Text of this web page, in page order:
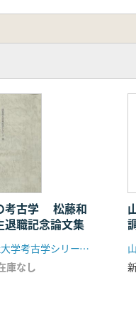
考古学 松藤和
退職記念論文集
同志社大学考古学シリーズ刊行会
庫なし